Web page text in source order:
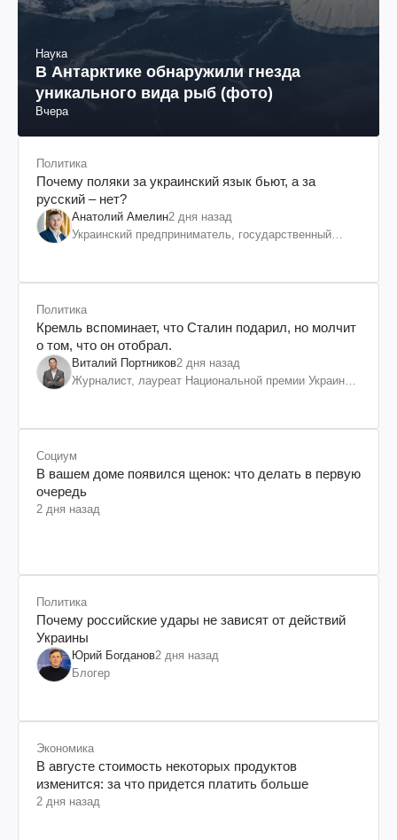
Наука
В Антарктике обнаружили гнезда
уникального вида рыб (фото)
Вчера
Политика
Почему поляки за украинский язык бьют, а за
русский – нет?
Анатолий Амелин2 дня назад
Украинский предприниматель, государственный
Политика
Кремль вспоминает, что Сталин подарил, но молчит
о том, что он отобрал.
Виталий Портников2 дня назад
Журналист, лауреат Национальной премии Украины
Социум
В вашем доме появился щенок: что делать в первую
очередь
2 дня назад
Политика
Почему российские удары не зависят от действий
Украины
Юрий Богданов2 дня назад
Блогер
Экономика
В августе стоимость некоторых продуктов
изменится: за что придется платить больше
2 дня назад